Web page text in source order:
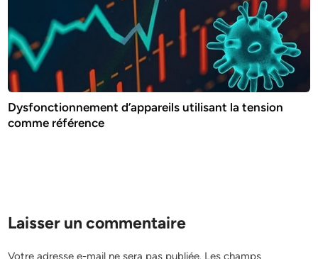
Dysfonctionnement d’appareils utilisant la tension
comme référence
Laisser un commentaire
Votre adresse e-mail ne sera pas publiée. Les champs